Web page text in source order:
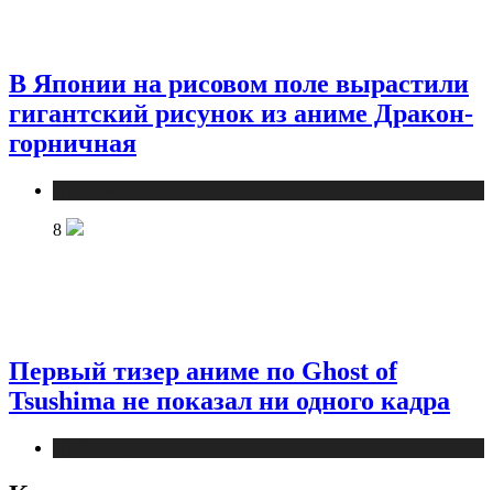
В Японии на рисовом поле вырастили
гигантский рисунок из аниме Дракон-
горничная
8
Первый тизер аниме по Ghost of
Tsushima не показал ни одного кадра